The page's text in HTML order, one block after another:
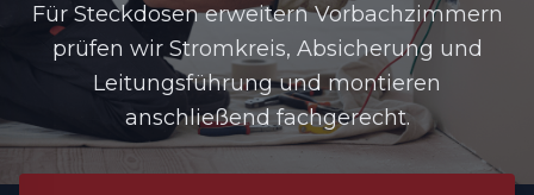
Für Steckdosen erweitern Vorbachzimmern
prüfen wir Stromkreis, Absicherung und
Leitungsführung und montieren
anschließend fachgerecht.